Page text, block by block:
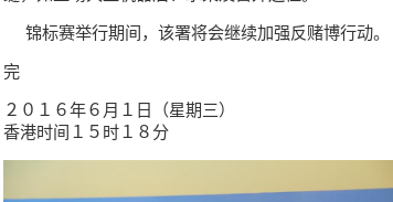
锦标赛举行期间，该署将会继续加强反赌博行动。
完
２０１６年６月１日（星期三）
香港时间１５时１８分